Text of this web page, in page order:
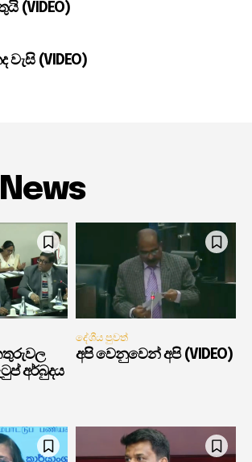
(VIDEO)
(VIDEO)
අර්බුදය
දේශීය පුවත්
අපි වෙනුවෙන් අපි (VIDEO)